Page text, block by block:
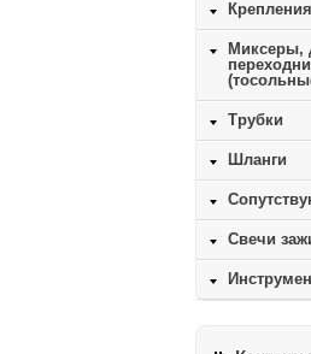
Миксеры,
Трубки
Шланги
Свечи